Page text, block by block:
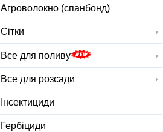
Агроволокно (спанбонд)
Сітки
Все для поливу
Все для розсади
Інсектициди
Гербіциди